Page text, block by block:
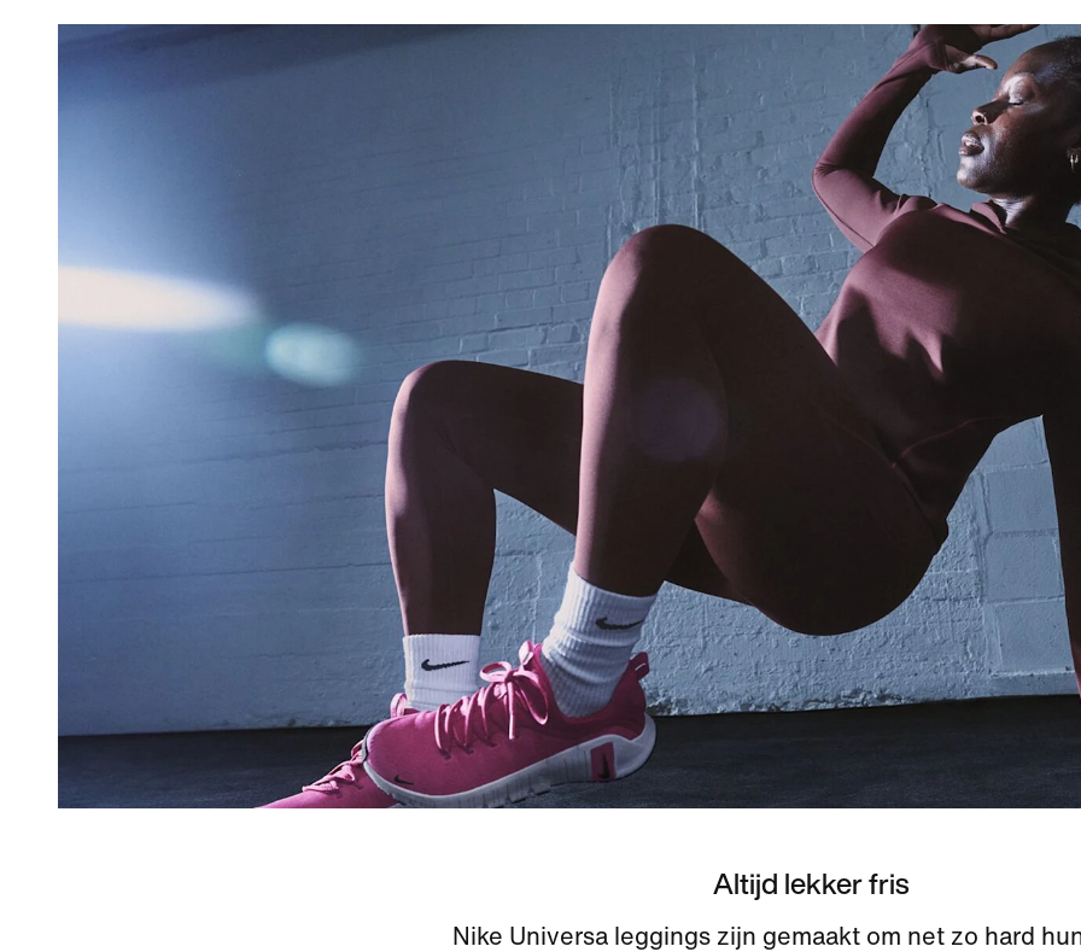
Altijd lekker fris
Nike Universa leggings zijn gemaakt om net zo hard